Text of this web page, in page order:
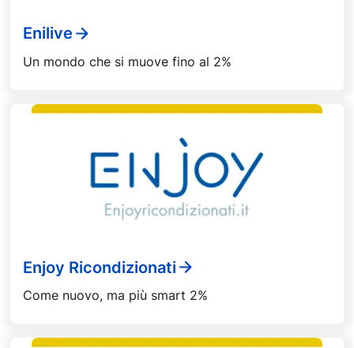
Enilive
Un mondo che si muove fino al 2%
Enjoy Ricondizionati
Come nuovo, ma più smart 2%